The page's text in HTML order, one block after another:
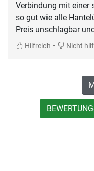
Verbindung mit einer
so gut wie alle
Preis unschlagbar
Hilfreich • Nicht